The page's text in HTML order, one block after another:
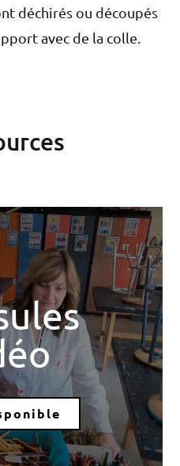
déchirés ou découpés
avec de la colle.